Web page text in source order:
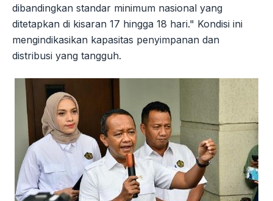
dibandingkan standar minimum nasional yang
ditetapkan di kisaran 17 hingga 18 hari." Kondisi ini
mengindikasikan kapasitas penyimpanan dan
distribusi yang tangguh.